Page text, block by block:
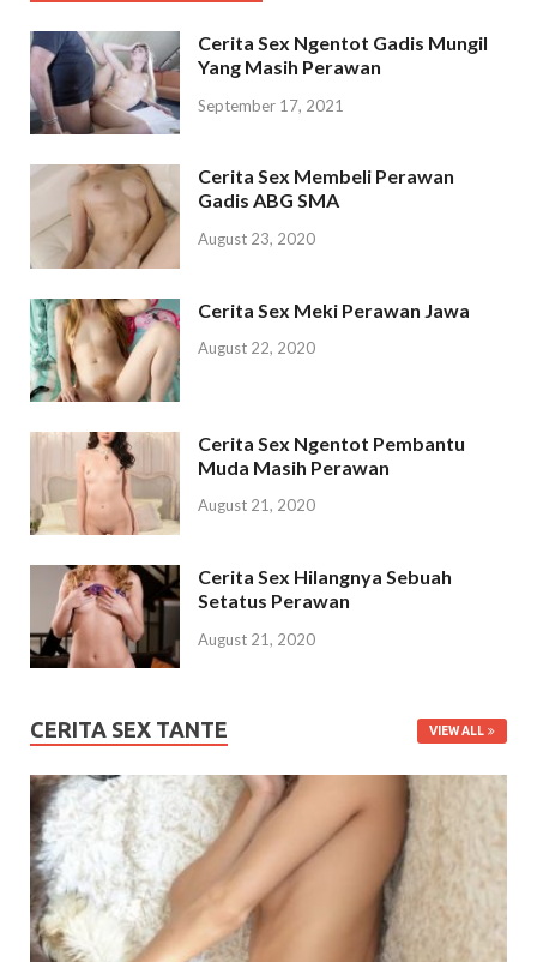
Cerita Sex Ngentot Gadis Mungil
Yang Masih Perawan
September 17, 2021
Cerita Sex Membeli Perawan
Gadis ABG SMA
August 23, 2020
Cerita Sex Meki Perawan Jawa
August 22, 2020
Cerita Sex Ngentot Pembantu
Muda Masih Perawan
August 21, 2020
Cerita Sex Hilangnya Sebuah
Setatus Perawan
August 21, 2020
CERITA SEX TANTE VIEW ALL